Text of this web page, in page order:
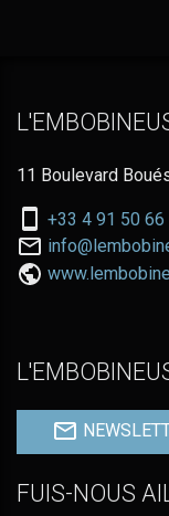
11 Boulevard
Nous
téléphoner
au:
+33 4 91 50 66
Nous
contacter
FUIS-NOUS